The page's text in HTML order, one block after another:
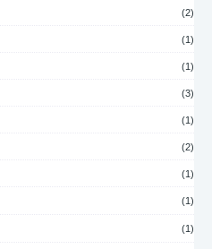
(2)
(1)
(1)
(3)
(1)
(2)
(1)
(1)
(1)